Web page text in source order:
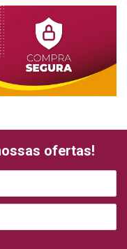
ofertas!